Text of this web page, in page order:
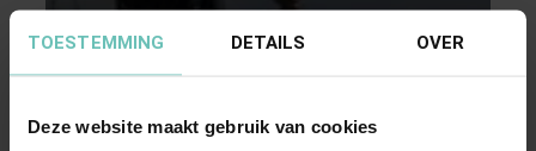
TOESTEMMING DETAILS OVER
Deze website maakt gebruik van cookies